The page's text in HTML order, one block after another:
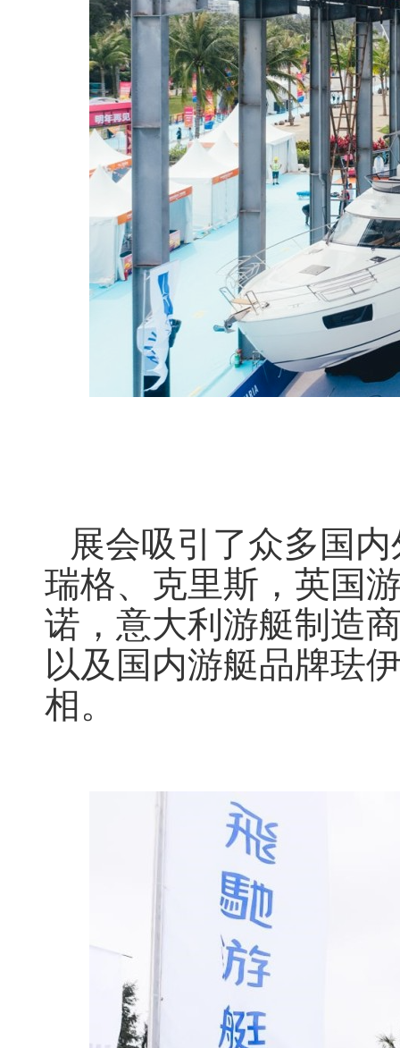
展会吸引了众多国
瑞格、克里斯，英国
诺，意大利游艇制造
以及国内游艇品牌珐
相。